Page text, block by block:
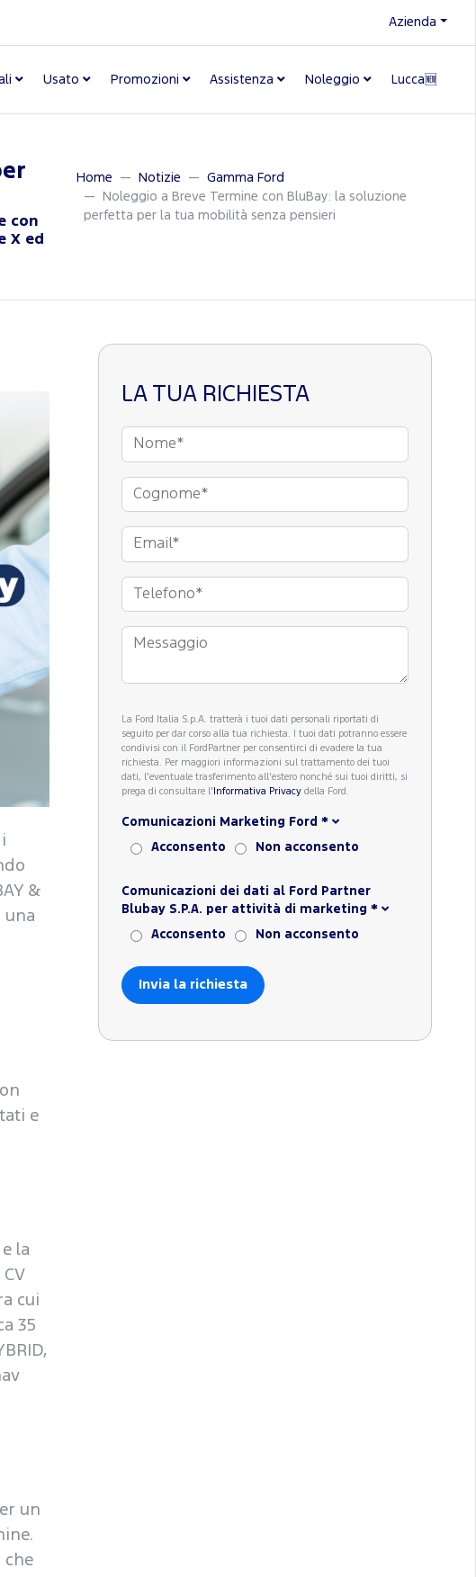
Azienda
Usato Promozioni Assistenza Noleggio Lucca🆕
con
X ed
Home Notizie
Gamma Ford
Noleggio a Breve Termine con BluBay: la soluzione
perfetta per la tua mobilità senza pensieri
&
una
e
la
cui
35
un
che
LA TUA RICHIESTA
La Ford Italia S.p.A. tratterà i tuoi dati personali riportati di
seguito per dar corso alla tua richiesta. I tuoi dati potranno essere
condivisi con il FordPartner per consentirci di evadere la tua
richiesta. Per maggiori informazioni sul trattamento dei tuoi
dati, l'eventuale trasferimento all'estero nonché sui tuoi diritti, si
prega di consultare l' Informativa Privacydella Ford.
Comunicazioni Marketing Ford *
Acconsento Non acconsento
Comunicazioni dei dati al Ford Partner
Blubay S.P.A. per attività di marketing *
Acconsento Non acconsento